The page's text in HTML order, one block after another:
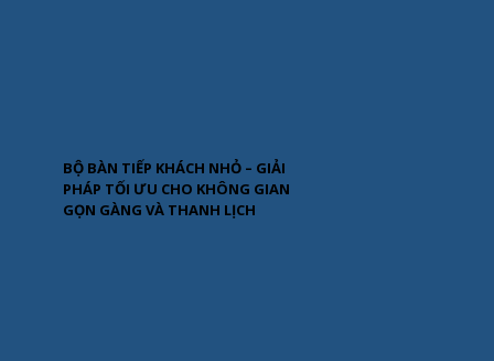
BỘ BÀN TIẾP KHÁCH NHỎ – GIẢI
PHÁP TỐI ƯU CHO KHÔNG GIAN
GỌN GÀNG VÀ THANH LỊCH